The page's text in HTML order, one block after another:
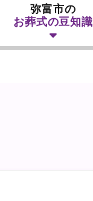
弥富市の
お葬式の豆知識